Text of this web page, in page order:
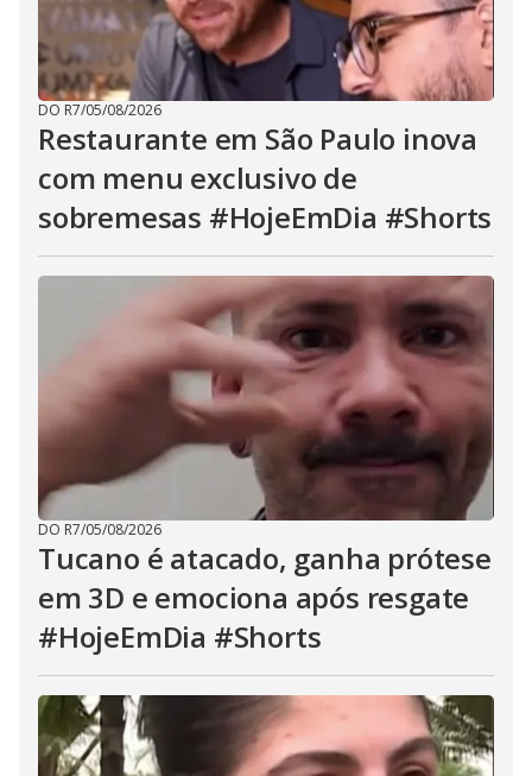
DO R7/05/08/2026
Restaurante em São Paulo inova
com menu exclusivo de
sobremesas #HojeEmDia #Shorts
DO R7/05/08/2026
Tucano é atacado, ganha prótese
em 3D e emociona após resgate
#HojeEmDia #Shorts